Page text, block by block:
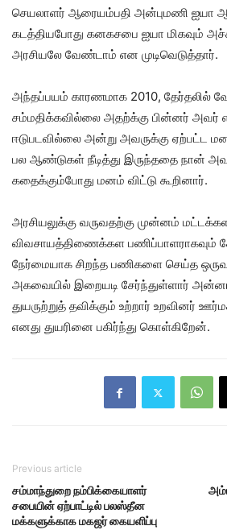
செயலாளர் ஆரையம்பதி அன்புமணி ஐயா
கடத்தியபோது கனகசபை ஐயா மிகவும்
அரசியலே வேண்டாம் என முடிவெடுத்தார்.
அந்தப்பயம் காரணமாக 2010, தேர்தலில்
சம்மதிக்கவில்லை அதற்க்கு பின்னர் அவர்
ஈடுபடவில்லை அன்று அவருக்கு ஏற்பட்ட
பல ஆண்டுகள் நீடித்து இருந்ததை நான்
கதைக்கும்போது மனம் விட்டு கூறினார்.
அரசியலுக்கு வருவதற்கு முன்னம்
விவசாயத்திணைக்கள பணிப்பாளராகவும்
நேர்மையாக சிறந்த பணிகளை செய்த
அகவையில் இறையடி சேர்ந்துள்ளார்
துயருற்றுத் தவிக்கும் உற்றார் உறவினர்
எனது துயரினை பகிர்ந்து கொள்கிறேன்.
Previous article
சம்மாந்துறை நம்பிக்கையாளர்
சபையின் ஏற்பாட்டில் பலஸ்தீன
மக்களுக்காக மகஜர் கையளிப்பு